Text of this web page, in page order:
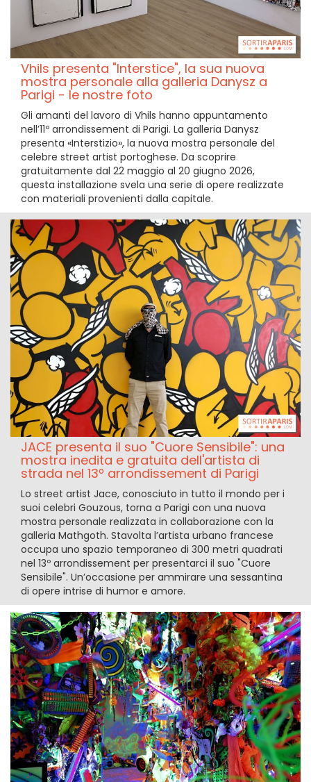
Vhils presenta "Interstice", la sua nuova
mostra personale alla galleria Danysz a
Parigi - le nostre foto
Gli amanti del lavoro di Vhils hanno appuntamento
nell’11º arrondissement di Parigi. La galleria Danysz
presenta «Interstizio», la nuova mostra personale del
celebre street artist portoghese. Da scoprire
gratuitamente dal 22 maggio al 20 giugno 2026,
questa installazione svela una serie di opere realizzate
con materiali provenienti dalla capitale.
JACE presenta il suo "Cuore Sensibile": una
mostra inedita e gratuita dell'artista di
strada nel 13º arrondissement di Parigi
Lo street artist Jace, conosciuto in tutto il mondo per i
suoi celebri Gouzous, torna a Parigi con una nuova
mostra personale realizzata in collaborazione con la
galleria Mathgoth. Stavolta l’artista urbano francese
occupa uno spazio temporaneo di 300 metri quadrati
nel 13º arrondissement per presentarci il suo "Cuore
Sensibile". Un’occasione per ammirare una sessantina
di opere intrise di humor e amore.